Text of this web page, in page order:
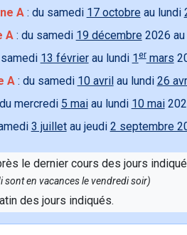
A: du samedi 17 octobre au lundi
A: du samedi 19 décembre 2026
13 févrierau lundi 1ermars
A: du samedi 10 avril au lundi 26
mercredi 5 maiau lundi 10 mai
3 juilletau jeudi 2 septembre
le dernier cours des jours
sont en vacances le vendredi soir)
des jours indiqués.